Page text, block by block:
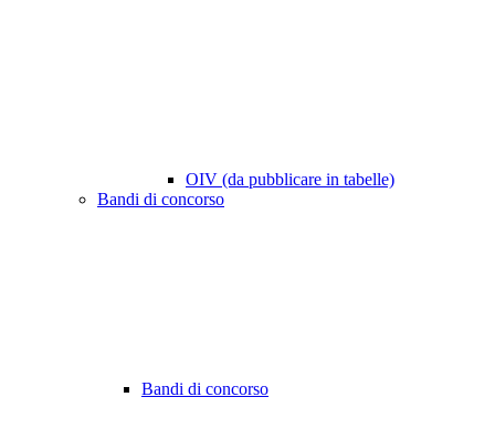
OIV (da pubblicare in tabelle)
Bandi di concorso
Bandi di concorso